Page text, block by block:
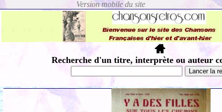
Recherche d'un titre, interprète ou auteur